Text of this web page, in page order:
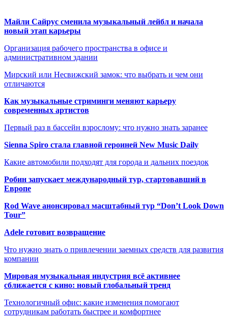
Майли Сайрус сменила музыкальный лейбл и начала
новый этап карьеры
Организация рабочего пространства в офисе и
административном здании
Мирский или Несвижский замок: что выбрать и чем они
отличаются
Как музыкальные стриминги меняют карьеру
современных артистов
Первый раз в бассейн взрослому: что нужно знать заранее
Sienna Spiro стала главной героиней New Music Daily
Какие автомобили подходят для города и дальних поездок
Робин запускает международный тур, стартовавший в
Европе
Rod Wave анонсировал масштабный тур “Don’t Look Down
Tour”
Adele готовит возвращение
Что нужно знать о привлечении заемных средств для развития
компании
Мировая музыкальная индустрия всё активнее
сближается с кино: новый глобальный тренд
Технологичный офис: какие изменения помогают
сотрудникам работать быстрее и комфортнее